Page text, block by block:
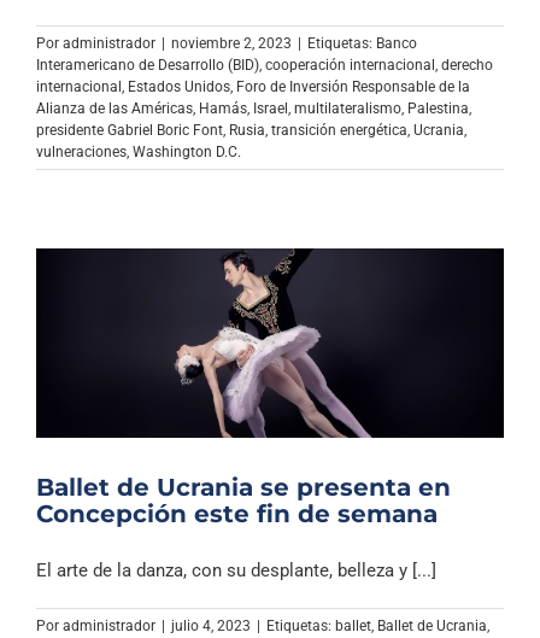
Por administrador | noviembre 2, 2023 | Etiquetas: Banco
Interamericano de Desarrollo (BID) cooperación internacional derecho
internacional Estados Unidos Foro de Inversión Responsable de la
Alianza de las Américas Hamás Israel multilateralismo Palestina
presidente Gabriel Boric Font Rusia transición energética Ucrania
vulneraciones Washington D.C.
Ballet de Ucrania se presenta en
Concepción este fin de semana
El arte de la danza, con su desplante, belleza y [...]
Por administrador julio 4, 2023 Etiquetas: ballet, Ballet de Ucrania,